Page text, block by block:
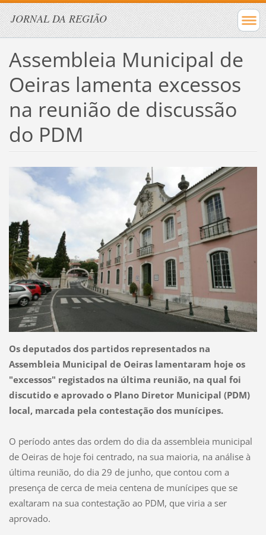
JORNAL DA REGIÃO
Assembleia Municipal de
Oeiras lamenta excessos
na reunião de discussão
do PDM
Os deputados dos partidos representados na
Assembleia Municipal de Oeiras lamentaram hoje os
"excessos" registados na última reunião, na qual foi
discutido e aprovado o Plano Diretor Municipal (PDM)
local, marcada pela contestação dos munícipes.
O período antes das ordem do dia da assembleia municipal
de Oeiras de hoje foi centrado, na sua maioria, na análise à
última reunião, do dia 29 de junho, que contou com a
presença de cerca de meia centena de munícipes que se
exaltaram na sua contestação ao PDM, que viria a ser
aprovado.